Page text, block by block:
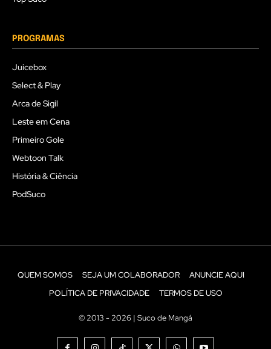
PROGRAMAS
Juicebox
Select & Play
Arca de Sigil
Leste em Cena
Primeiro Gole
Webtoon Talk
História & Ciência
PodSuco
QUEM SOMOS SEJA UM COLABORADOR
ANUNCIE AQUI
POLÍTICA DE PRIVACIDADE
TERMOS DE USO
© 2013 - 2026 | Suco de Mangá